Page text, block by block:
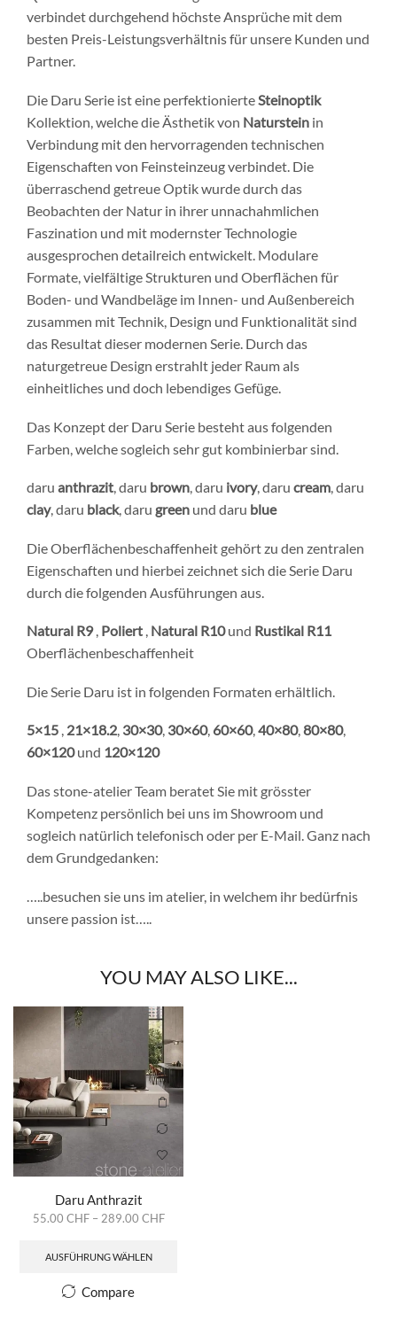
verbindet durchgehend höchste Ansprüche mit dem
besten Preis-Leistungsverhältnis für unsere Kunden und
Partner.
Die Daru Serie ist eine perfektionierteSteinoptik
Kollektion, welche die Ästhetik von Naturstein in
Verbindung mit den hervorragenden technischen
Eigenschaften von Feinsteinzeug verbindet. Die
überraschend getreue Optik wurde durch das
Beobachten der Natur in ihrer unnachahmlichen
Faszination und mit modernster Technologie
ausgesprochen detailreich entwickelt. Modulare
Formate, vielfältige Strukturen und Oberflächen für
Boden- und Wandbeläge im Innen- und Außenbereich
zusammen mit Technik, Design und Funktionalität sind
das Resultat dieser modernen Serie. Durch das
naturgetreue Design erstrahlt jeder Raum als
einheitliches und doch lebendiges Gefüge.
Das Konzept der Daru Serie besteht aus folgenden
Farben, welche sogleich sehr gut kombinierbar sind.
daru anthrazit, daru brown, daru ivory, daru cream, daru
clay, daru black, daru green und daru blue
Die Oberflächenbeschaffenheit gehört zu den zentralen
Eigenschaften und hierbei zeichnet sich die Serie Daru
durch die folgenden Ausführungen aus.
Natural R9, Poliert , Natural R10und Rustikal R11
Oberflächenbeschaffenheit
Die Serie Daru ist in folgenden Formaten erhältlich.
5×15 , 21×18.2, 30×30, 30×60, 60×60,40×80,80×80,
60×120und 120×120
Das stone-atelier Team beratet Sie mit grösster
Kompetenz persönlich bei uns im Showroom und
sogleich natürlich telefonisch oder per E-Mail. Ganz nach
dem Grundgedanken:
…..besuchen sie uns im atelier, in welchem ihr bedürfnis
unsere passion ist…..
YOU MAY ALSO LIKE...
Daru Anthrazit
55.00 CHF–289.00 CHF
AUSFÜHRUNG WÄHLEN
Compare